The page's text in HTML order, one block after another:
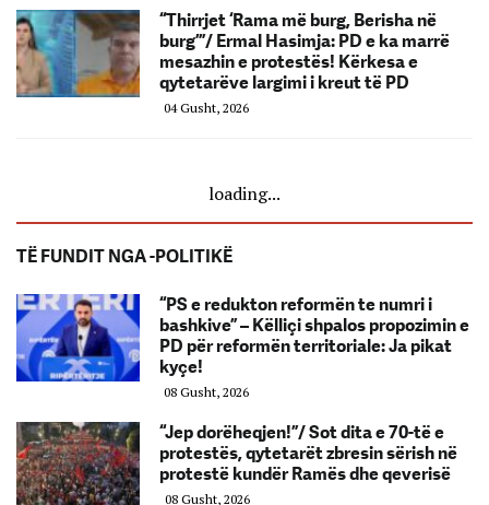
“Thirrjet ‘Rama më burg, Berisha në
burg’”/ Ermal Hasimja: PD e ka marrë
mesazhin e protestës! Kërkesa e
qytetarëve largimi i kreut të PD
04 Gusht, 2026
loading...
TË FUNDIT NGA -POLITIKË
“PS e redukton reformën te numri i
bashkive” – Këlliçi shpalos propozimin e
PD për reformën territoriale: Ja pikat
kyçe!
08 Gusht, 2026
“Jep dorëheqjen!”/ Sot dita e 70-të e
protestës, qytetarët zbresin sërish në
protestë kundër Ramës dhe qeverisë
08 Gusht, 2026